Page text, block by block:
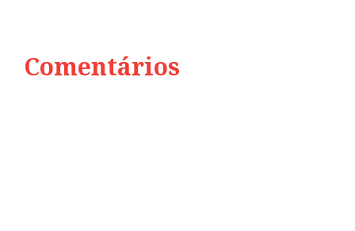
Comentários